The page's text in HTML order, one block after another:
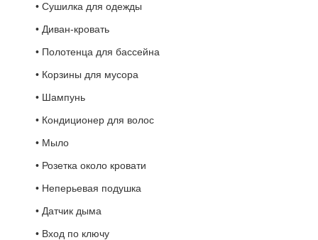
• Сушилка для одежды
• Диван-кровать
• Полотенца для бассейна
• Корзины для мусора
• Шампунь
• Кондиционер для волос
• Мыло
• Розетка около кровати
• Неперьевая подушка
• Датчик дыма
• Вход по ключу